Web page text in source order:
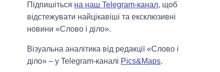
Підпишіться на наш Telegram-канал, щоб
відстежувати найцікавіші та ексклюзивні
новини «Слово і діло».
Візуальна аналітика від редакції «Слово і
діло» – у Telegram-каналі Pics&Maps.